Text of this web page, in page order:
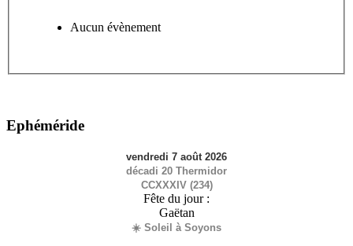
Aucun évènement
Ephéméride
vendredi 7 août 2026
décadi 20 Thermidor
CCXXXIV (234)
Fête du jour :
Gaëtan
☀️ Soleil à Soyons